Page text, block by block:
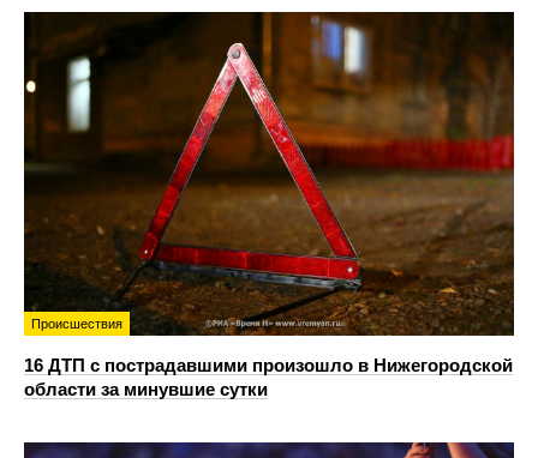
Происшествия
16 ДТП с пострадавшими произошло в Нижегородской
области за минувшие сутки